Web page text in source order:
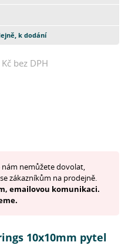
k dodání
bez DPH
nemůžete dovolat,
zákazníkům na prodejně.
emailovou komunikaci.
10x10mm pytel